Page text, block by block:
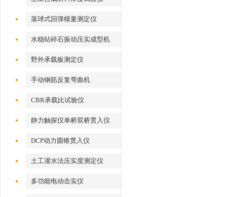
落球式回弹模量测定仪
水稳站碎石振动压实成型机
野外承载板测定仪
手动钢筋反复弯曲机
CBR承载比试验仪
静力触探仪单桥双桥贯入仪
DCP动力圆锥贯入仪
土工灌水法压实度测定仪
多功能电动击实仪